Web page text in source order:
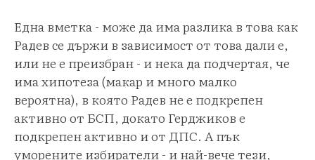
Една вметка - може да има разлика в това как
Радев се държи в зависимост от това дали е,
или не е преизбран - и нека да подчертая, че
има хипотеза (макар и много малко
вероятна), в която Радев не е подкрепен
активно от БСП, докато Герджиков е
подкрепен активно и от ДПС. А пък
уморените избиратели - и най-вече тези,